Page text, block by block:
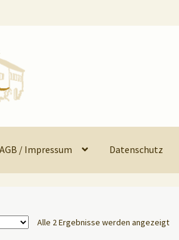
AGB / Impressum Datenschutz
Alle 2 Ergebnisse werden angezeigt